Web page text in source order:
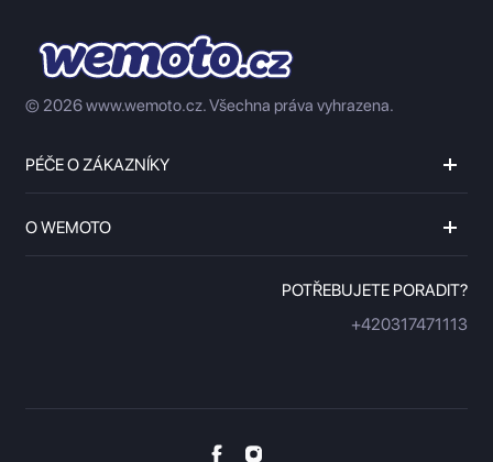
© 2026 www.wemoto.cz.Všechna práva vyhrazena.
PÉČE O ZÁKAZNÍKY
O WEMOTO
POTŘEBUJETE PORADIT?
+420317471113